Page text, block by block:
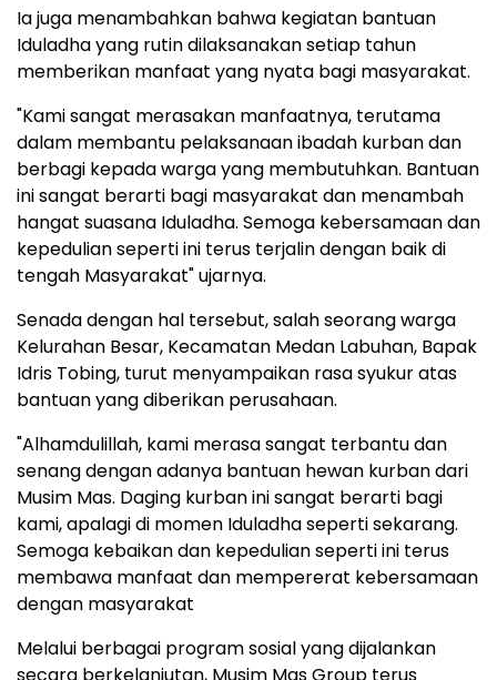
Ia juga menambahkan bahwa kegiatan bantuan
Iduladha yang rutin dilaksanakan setiap tahun
memberikan manfaat yang nyata bagi masyarakat.
"Kami sangat merasakan manfaatnya, terutama
dalam membantu pelaksanaan ibadah kurban dan
berbagi kepada warga yang membutuhkan. Bantuan
ini sangat berarti bagi masyarakat dan menambah
hangat suasana Iduladha. Semoga kebersamaan dan
kepedulian seperti ini terus terjalin dengan baik di
tengah Masyarakat" ujarnya.
Senada dengan hal tersebut, salah seorang warga
Kelurahan Besar, Kecamatan Medan Labuhan, Bapak
Idris Tobing, turut menyampaikan rasa syukur atas
bantuan yang diberikan perusahaan.
"Alhamdulillah, kami merasa sangat terbantu dan
senang dengan adanya bantuan hewan kurban dari
Musim Mas. Daging kurban ini sangat berarti bagi
kami, apalagi di momen Iduladha seperti sekarang.
Semoga kebaikan dan kepedulian seperti ini terus
membawa manfaat dan mempererat kebersamaan
dengan masyarakat
Melalui berbagai program sosial yang dijalankan